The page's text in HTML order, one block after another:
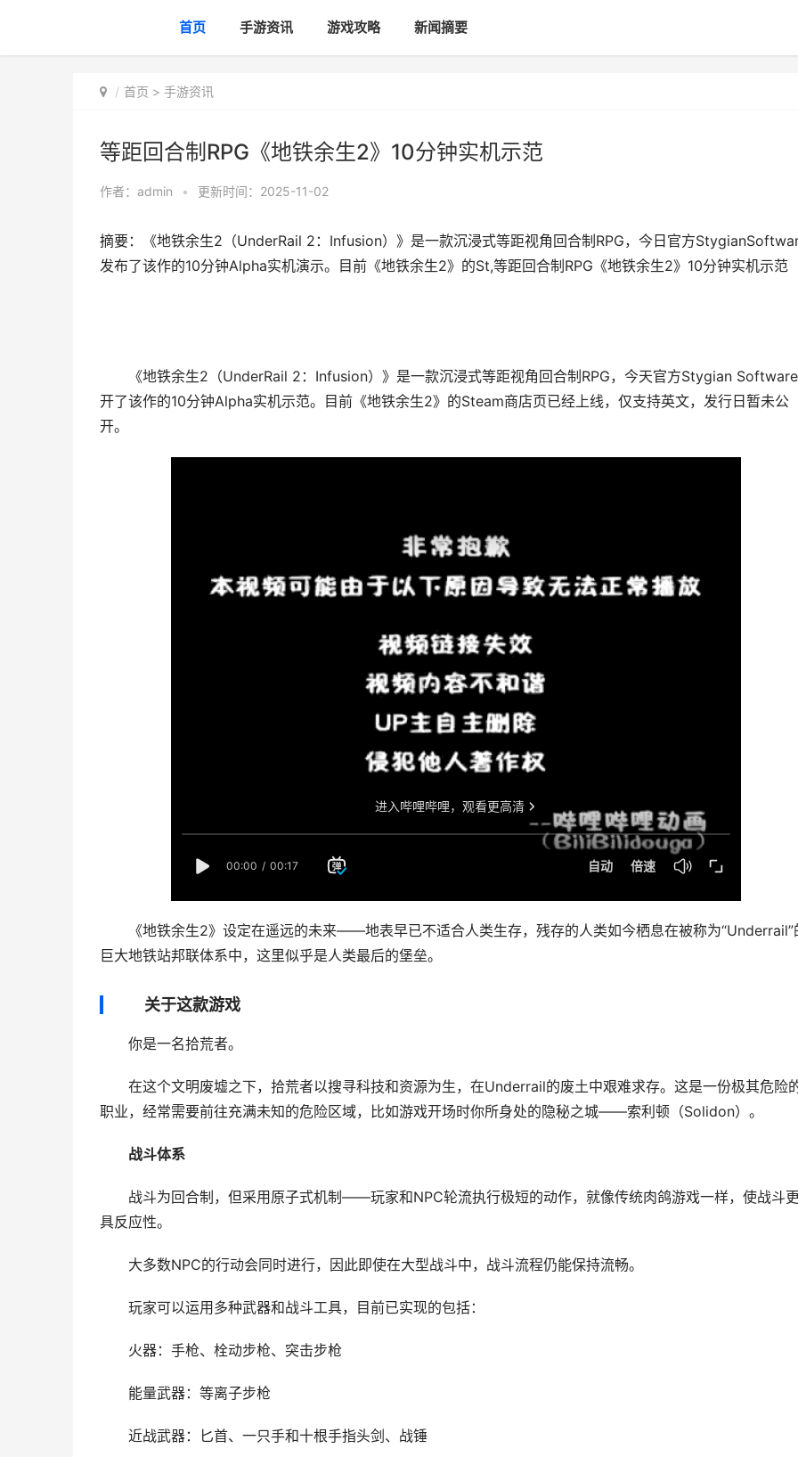
首页 手游资讯 游戏攻略 新闻摘要
首页 > 手游资讯
等距回合制RPG《地铁余生2》10分钟实机示范
作者： admin • 更新时间：2025-11-02
摘要：《地铁余生2（UnderRail 2：Infusion）》是一款沉浸式等距视角回合制RPG，今日官方
发布了该作的10分钟Alpha实机演示。目前《地铁余生2》的St,等距回合制RPG《地铁余生2》10分钟实机示范
《地铁余生2（UnderRail 2：Infusion）》是一款沉浸式等距视角回合制RPG，今天官方Stygian
开了该作的10分钟Alpha实机示范。目前《地铁余生2》的Steam商店页已经上线，仅支持英文，发行日暂未公
开。
《地铁余生2》设定在遥远的未来——地表早已不适合人类生存，残存的人类如今栖息在被称为“Underrail”
巨大地铁站邦联体系中，这里似乎是人类最后的堡垒。
关于这款游戏
你是一名拾荒者。
在这个文明废墟之下，拾荒者以搜寻科技和资源为生，在Underrail的废土中艰难求存。这是一份极其危险
职业，经常需要前往充满未知的危险区域，比如游戏开场时你所身处的隐秘之城——索利顿（Solidon）。
战斗体系
战斗为回合制，但采用原子式机制——玩家和NPC轮流执行极短的动作，就像传统肉鸽游戏一样，使战斗
具反应性。
大多数NPC的行动会同时进行，因此即使在大型战斗中，战斗流程仍能保持流畅。
玩家可以运用多种武器和战斗工具，目前已实现的包括：
火器：手枪、栓动步枪、突击步枪
能量武器：等离子步枪
近战武器：匕首、一只手和十根手指头剑、战锤